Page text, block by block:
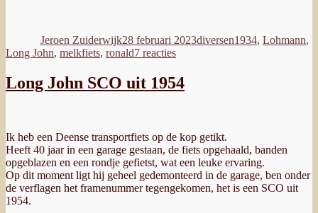
Jeroen Zuiderwijk28 februari 2023diversen1934, Lohmann,
Long John, melkfiets, ronald7 reactiesop
van
Ronald
Long John SCO uit 1954
Ik heb een Deense transportfiets op de kop getikt.
Heeft 40 jaar in een garage gestaan, de fiets opgehaald, banden
opgeblazen en een rondje gefietst, wat een leuke ervaring.
Op dit moment ligt hij geheel gedemonteerd in de garage, ben onder
de verflagen het framenummer tegengekomen, het is een SCO uit
1954.